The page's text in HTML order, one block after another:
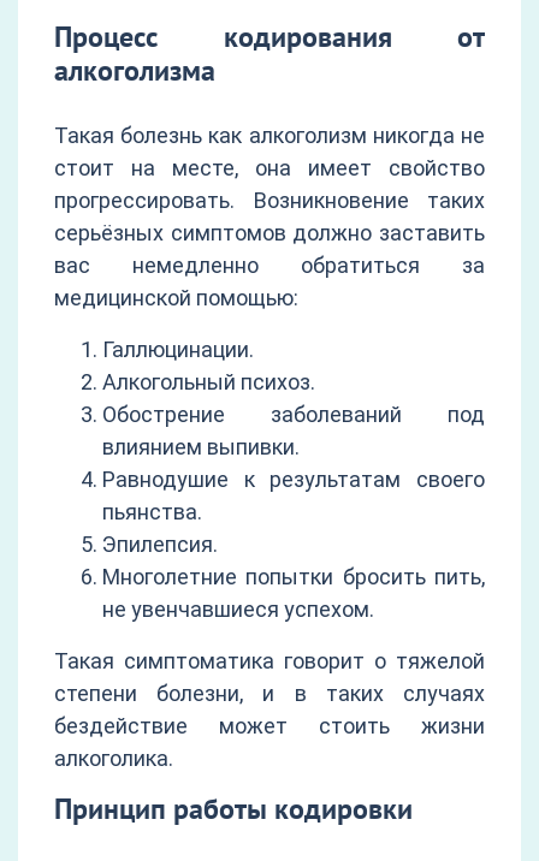
Процесс кодирования от
алкоголизма
Такая болезнь как алкоголизм никогда не
стоит на месте, она имеет свойство
прогрессировать. Возникновение таких
серьёзных симптомов должно заставить
вас немедленно обратиться за
медицинской помощью:
Галлюцинации.
Алкогольный психоз.
Обострение заболеваний под
влиянием выпивки.
Равнодушие к результатам своего
пьянства.
Эпилепсия.
Многолетние попытки бросить пить,
не увенчавшиеся успехом.
Такая симптоматика говорит о тяжелой
степени болезни, и в таких случаях
бездействие может стоить жизни
алкоголика.
Принцип работы кодировки